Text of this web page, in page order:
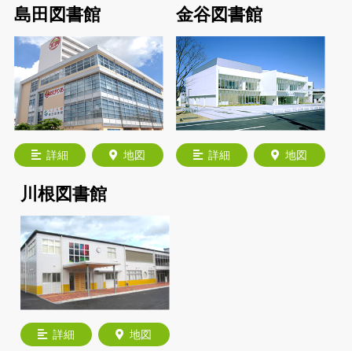
詳細 地図
島田図書館
詳細 地図
金谷図書館
詳細 地図
川根図書館